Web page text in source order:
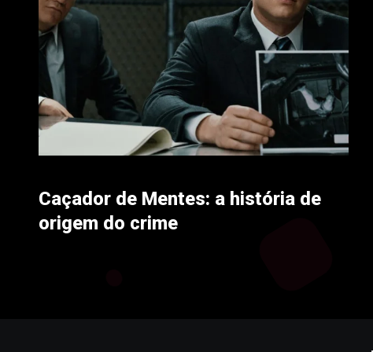
Caçador de Mentes: a história de
origem do crime